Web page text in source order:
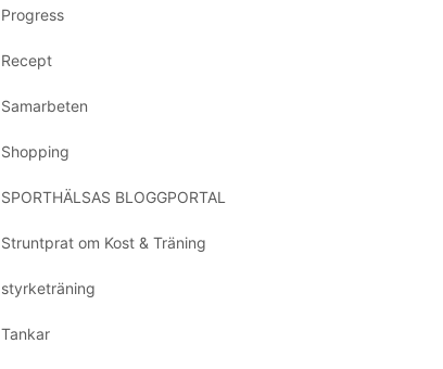
Progress
Recept
Samarbeten
Shopping
SPORTHÄLSAS BLOGGPORTAL
Struntprat om Kost & Träning
styrketräning
Tankar